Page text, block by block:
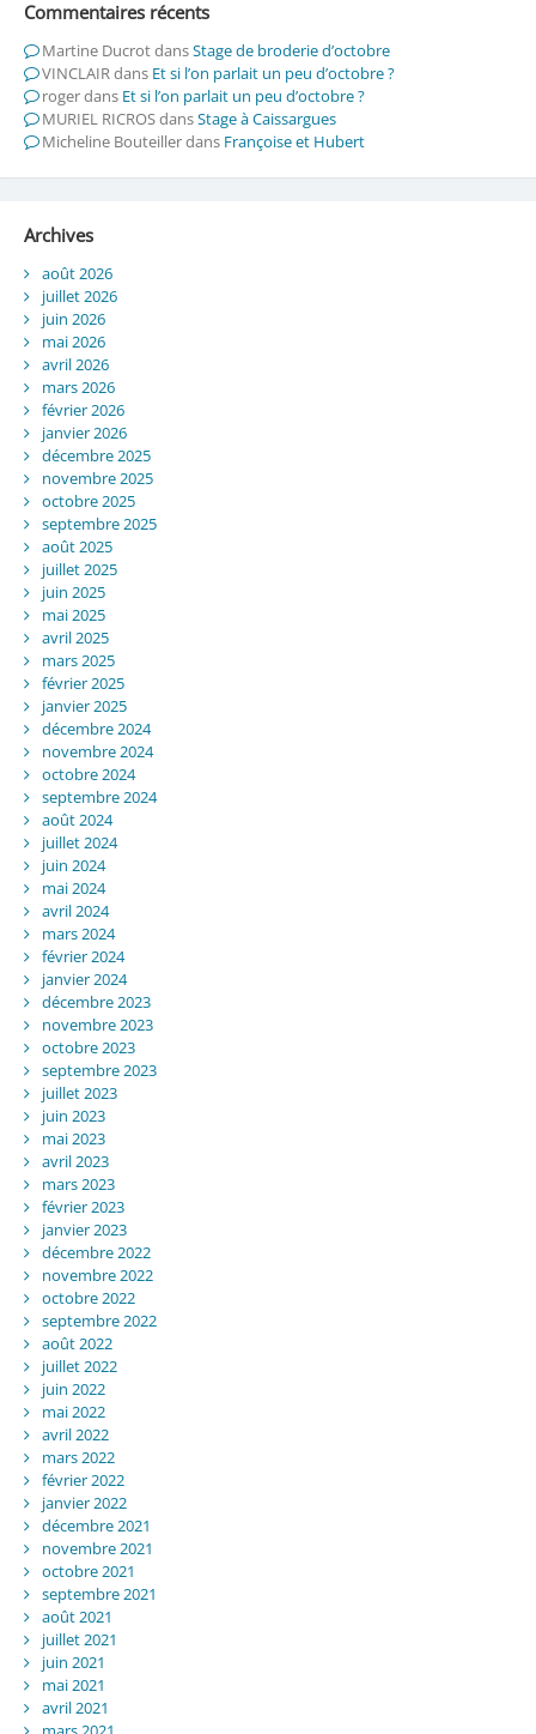
Commentaires récents
Martine DucrotdansStage de broderie d’octobre
VINCLAIRdans Et si l’on parlait un peu d’octobre ?
rogerdans Et si l’on parlait un peu d’octobre ?
MURIEL RICROSdansStage à Caissargues
Micheline Bouteillerdans Françoise et Hubert
Archives
août 2026
juillet 2026
juin 2026
mai 2026
avril 2026
mars 2026
février 2026
janvier 2026
décembre 2025
novembre 2025
octobre 2025
septembre 2025
août 2025
juillet 2025
juin 2025
mai 2025
avril 2025
mars 2025
février 2025
janvier 2025
décembre 2024
novembre 2024
octobre 2024
septembre 2024
août 2024
juillet 2024
juin 2024
mai 2024
avril 2024
mars 2024
février 2024
janvier 2024
décembre 2023
novembre 2023
octobre 2023
septembre 2023
juillet 2023
juin 2023
mai 2023
avril 2023
mars 2023
février 2023
janvier 2023
décembre 2022
novembre 2022
octobre 2022
septembre 2022
août 2022
juillet 2022
juin 2022
mai 2022
avril 2022
mars 2022
février 2022
janvier 2022
décembre 2021
novembre 2021
octobre 2021
septembre 2021
août 2021
juillet 2021
juin 2021
mai 2021
avril 2021